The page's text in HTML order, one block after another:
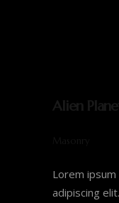
Alien
Lorem
adipiscing